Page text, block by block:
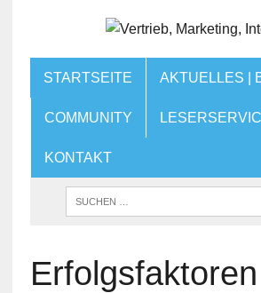
STARTSEITE AKTUELLES |
COMMUNITY
KONTAKT
Erfolgsfaktoren